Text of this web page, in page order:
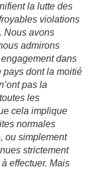
la lutte des
violations
Nous avons
admirons
dans
pays dont la moitié
pas la
les
cela implique
normales
ou simplement
strictement
effectuer. Mais